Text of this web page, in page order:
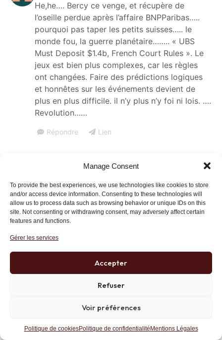
Manage Consent
To provide the best experiences, we use technologies like cookies to store
and/or access device information. Consenting to these technologies will
allow us to process data such as browsing behavior or unique IDs on this
site. Not consenting or withdrawing consent, may adversely affect certain
features and functions.
Gérer les services
Accepter
Refuser
Voir préférences
Politique de cookiesPolitique de confidentialité Mentions Légales
He,he…. Bercy ce venge, et récupère de
l’oseille perdue après l’affaire BNPParibas…..
pourquoi pas taper les petits suisses….. le
monde fou, la guerre planétaire…….. « UBS
Must Deposit $1.4b, French Court Rules ». Le
jeux est bien plus complexes, car les règles
ont changées. Faire des prédictions logiques
et honnêtes sur les événements devient de
plus en plus difficile. il n’y plus n’y foi ni lois. ….
Revolution……
Répondre Lien
J’ai un ami qui disait plutôt: IL VA Y AVOIR DE
L’AMBIANCE. Je crois que bientôt, il va y avoir
beaucoup d’ambiance…
Répondre
22 septembre 2014 at 13 h 17 min
brillant expose historique.
Vous conseillez d’acheter de la dette dollar